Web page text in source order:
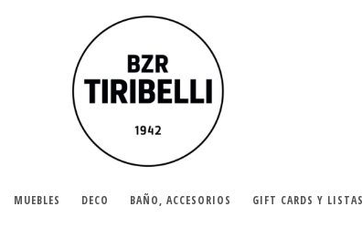
MUEBLES DECO BAÑO, ACCESORIOS GIFT CARDS Y